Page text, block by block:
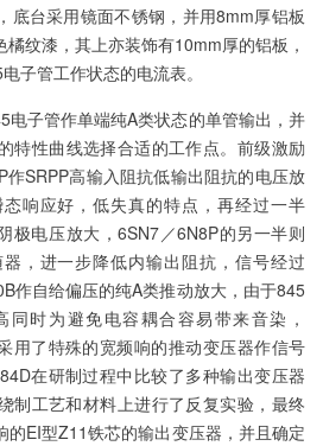
底台采用镜面不锈钢，并用8mm厚铝板
纹漆，其上亦装饰有10mm厚的铝板，
子管工作状态的电流表。
电子管作单端纯A类状态的单管输出，并
特性曲线选择合适的工作点。前级激励
SRPP高输入阻抗低输出阻抗的电压放
响应好，低失真的特点，再经过一半
极电压放大，6SN7／6N8P的另一半则
，进一步降低内输出阻抗，信号经过
作自给偏压的纯A类推动放大，由于845
时为避免电容耦合容易带来音染，
用了特殊的宽频响的推动变压器作信号
在研制过程中比较了多种输出变压器
制工艺和材料上进行了反复实验，最终
的EI型Z11铁芯的输出变压器，并且确定